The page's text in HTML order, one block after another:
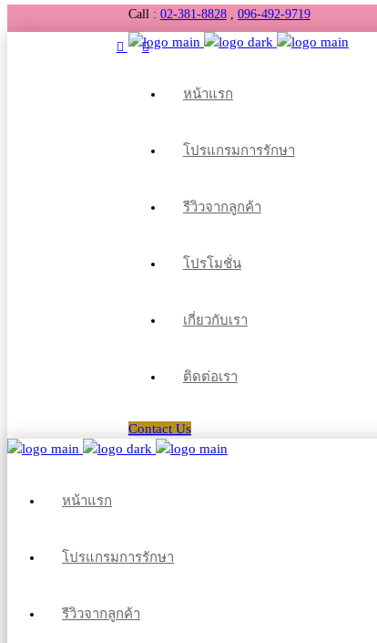
Call : 02-381-8828, 096-492-9719
หน้าแรก
โปรแกรมการรักษา
รีวิวจากลูกค้า
โปรโมชั่น
เกี่ยวกับเรา
ติดต่อเรา
Contact Us
หน้าแรก
โปรแกรมการรักษา
รีวิวจากลูกค้า